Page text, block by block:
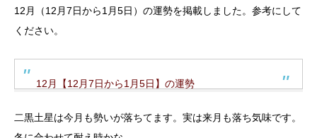
12月（12月7日から1月5日）の運勢を掲載しました。参考にして
ください。
12月【12月7日から1月5日】の運勢
二黒土星は今月も勢いが落ちてます。実は来月も落ち気味です。